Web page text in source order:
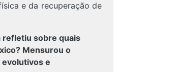
e da recuperação de
refletiu sobre quais
Mensurou o
e